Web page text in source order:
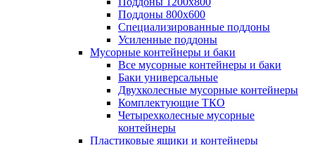
Поддоны 800х600
Специализированные поддоны
Усиленные поддоны
Мусорные контейнеры и баки
Все мусорные контейнеры и баки
Баки универсальные
Двухколесные мусорные контейнеры
Комплектующие ТКО
Четырехколесные мусорные
контейнеры
Пластиковые ящики и контейнеры